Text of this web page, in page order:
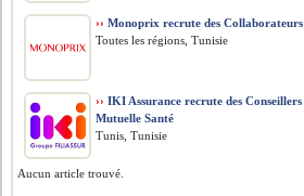
›› Monoprix recrute des Collaborateurs
Toutes les régions, Tunisie
›› IKI Assurance recrute des Conseillers
Mutuelle Santé
Tunis, Tunisie
Aucun article trouvé.